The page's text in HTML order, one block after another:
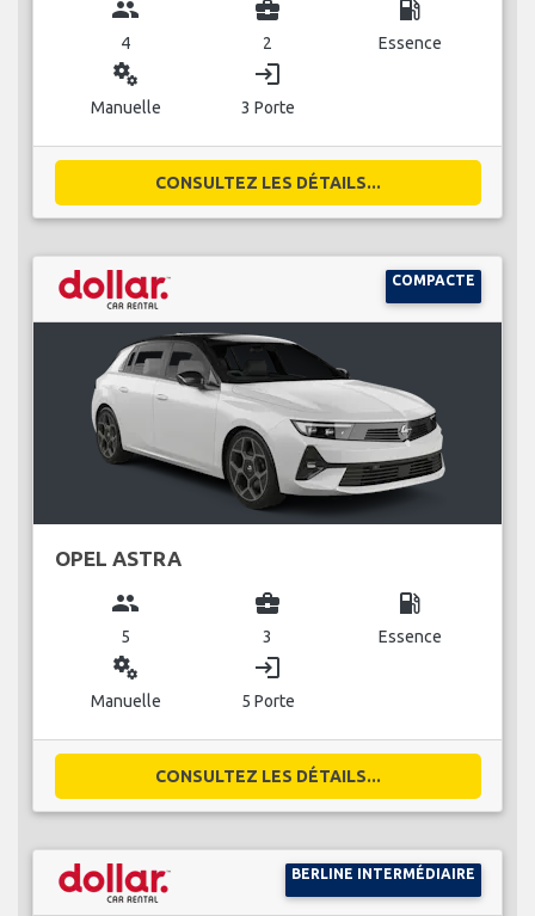
group
4
business_center
2
local_gas_station
Essence
miscellaneous_services
Manuelle
login
3 Porte
CONSULTEZ LES DÉTAILS...
COMPACTE
OPEL ASTRA
group
5
business_center
3
local_gas_station
Essence
miscellaneous_services
Manuelle
login
5 Porte
CONSULTEZ LES DÉTAILS...
BERLINE INTERMÉDIAIRE